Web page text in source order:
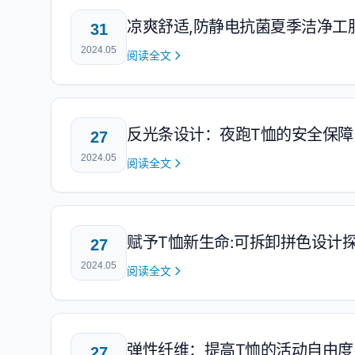
31
2024.05
凉爽舒适,防静电抗菌夏季洁净工
阅读全文
27
2024.05
反光条设计：夜跑T恤的安全保障
阅读全文
27
2024.05
赋予T恤新生命:可拆卸拼色设计
阅读全文
弹性纤维：提高T恤的活动自由度